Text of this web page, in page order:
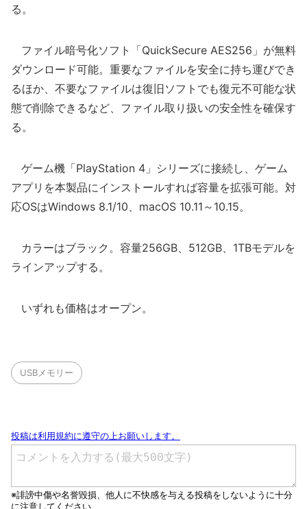
る。
ファイル暗号化ソフト「QuickSecure AES256」が無料
ダウンロード可能。重要なファイルを安全に持ち運びでき
るほか、不要なファイルは復旧ソフトでも復元不可能な状
態で削除できるなど、ファイル取り扱いの安全性を確保す
る。
ゲーム機「PlayStation 4」シリーズに接続し、ゲーム
アプリを本製品にインストールすれば容量を拡張可能。対
応OSはWindows 8.1/10、macOS 10.11～10.15。
カラーはブラック。容量256GB、512GB、1TBモデルを
ラインアップする。
いずれも価格はオープン。
USBメモリー